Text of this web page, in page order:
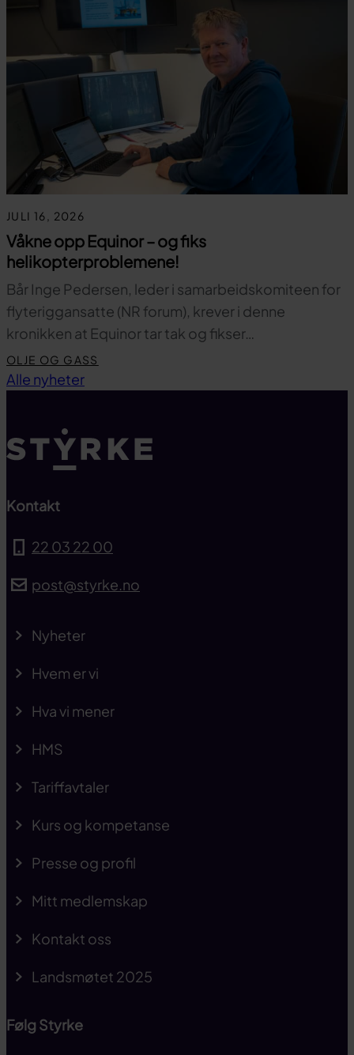
JULI 16, 2026
Våkne opp Equinor – og fiks
helikopterproblemene!
Bår Inge Pedersen, leder i samarbeidskomiteen for
flyteriggansatte (NR forum), krever i denne
kronikken at Equinor tar tak og fikser…
OLJE OG GASS
Alle nyheter
Kontakt
22 03 22 00
post@styrke.no
Nyheter
Hvem er vi
Hva vi mener
HMS
Tariffavtaler
Kurs og kompetanse
Presse og profil
Mitt medlemskap
Kontakt oss
Landsmøtet 2025
Følg Styrke